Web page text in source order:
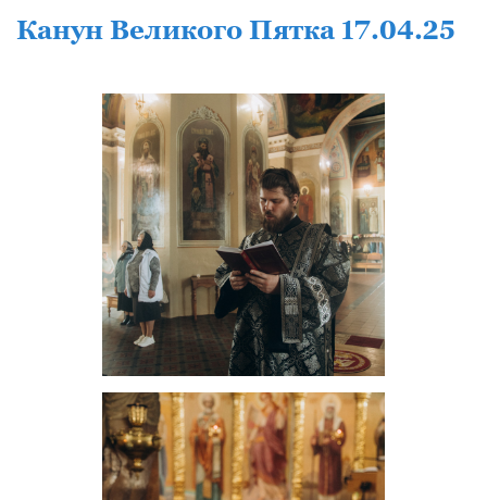
Канун Великого Пятка 17.04.25